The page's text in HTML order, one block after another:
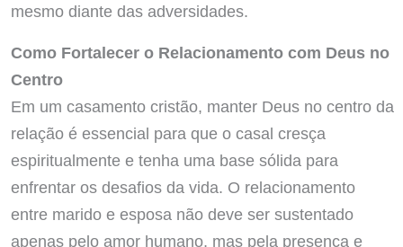
mesmo diante das adversidades.
Como Fortalecer o Relacionamento com Deus no
Centro
Em um casamento cristão, manter Deus no centro da
relação é essencial para que o casal cresça
espiritualmente e tenha uma base sólida para
enfrentar os desafios da vida. O relacionamento
entre marido e esposa não deve ser sustentado
apenas pelo amor humano, mas pela presença e